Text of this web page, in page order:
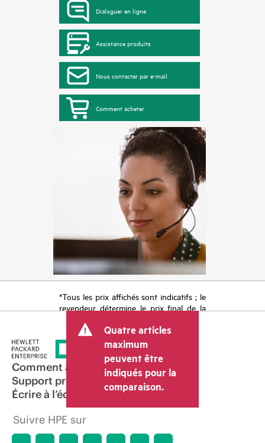
Dialoguer en ligne
Assistance produits
Nous contacter par e-mail
Comment acheter
*Tous les prix affichés sont indicatifs ; le
revendeur détermine le prix final de la
tels que la TVA ou les taxes sur la vente
et les frais d’expédition. Le prix de la
transaction déterminé par le revendeur
peut varier par rapport à d’autres
revendeurs et au prix indicatif affiché.
Les prix indicatifs peuvent inclure des
offres promotionnelles limitées dans le
temps. HPE se réserve le droit d’ajuster
les prix à tout moment pour diverses
raisons, notamment, mais sans s’y limiter,
Quatre articles
maximum
peuvent être
indiqués pour la
comparaison.
Comment acheter
Support produit
Écrire à l’équipe commerciale
Suivre HPE sur